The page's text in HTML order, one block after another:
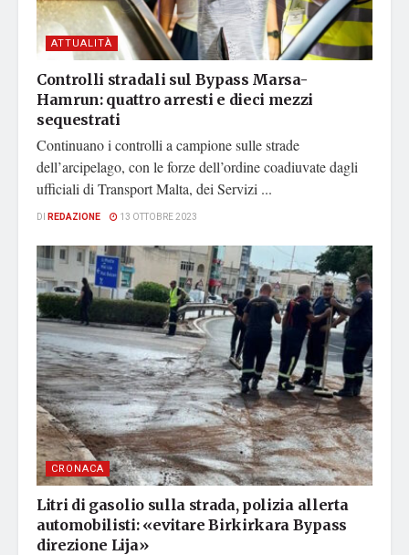
ATTUALITÀ
Controlli stradali sul Bypass Marsa-
Hamrun: quattro arresti e dieci mezzi
sequestrati
Continuano i controlli a campione sulle strade
dell’arcipelago, con le forze dell’ordine coadiuvate dagli
ufficiali di Transport Malta, dei Servizi ...
DI REDAZIONE 13 OTTOBRE 2023
CRONACA
Litri di gasolio sulla strada, polizia allerta
automobilisti: «evitare Birkirkara Bypass
direzione Lija»